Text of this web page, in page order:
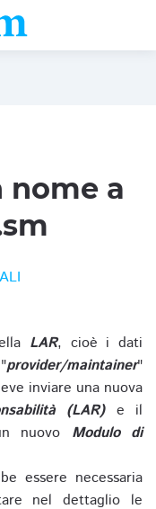
nome a
LAR, cioè i dati
provider/maintainer"
inviare una nuova
(LAR)e il
nuovo Modulo di
essere necessaria
nel dettaglio le